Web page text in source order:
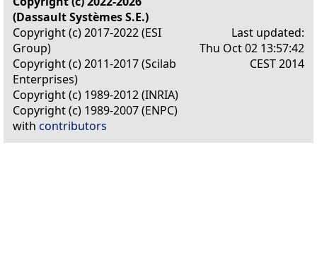
(Dassault Systèmes S.E.)
Copyright (c) 2017-2022 (ESI
Group)
Copyright (c) 2011-2017 (Scilab
Enterprises)
Copyright (c) 1989-2012 (INRIA)
Copyright (c) 1989-2007 (ENPC)
with contributors
Last updated:
Thu Oct 02 13:57:42
CEST 2014